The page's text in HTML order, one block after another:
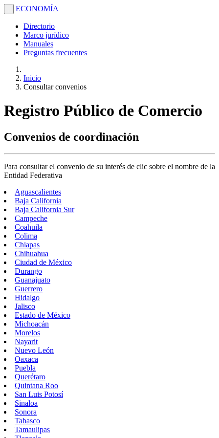
. ECONOMÍA
Directorio
Marco jurídico
Manuales
Preguntas frecuentes
Inicio
Consultar convenios
Registro Público de Comercio
Convenios de coordinación
Para consultar el convenio de su interés de clic sobre el nombre de la
Entidad Federativa
Aguascalientes
Baja California
Baja California Sur
Campeche
Coahuila
Colima
Chiapas
Chihuahua
Ciudad de México
Durango
Guanajuato
Guerrero
Hidalgo
Jalisco
Estado de México
Michoacán
Morelos
Nayarit
Nuevo León
Oaxaca
Puebla
Querétaro
Quintana Roo
San Luis Potosí
Sinaloa
Sonora
Tabasco
Tamaulipas